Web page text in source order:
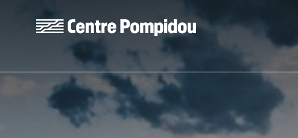
Centre Pompidou